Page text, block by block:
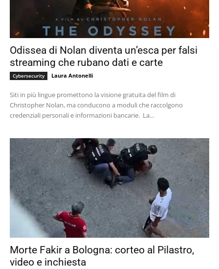
Odissea di Nolan diventa un’esca per falsi
streaming che rubano dati e carte
Cybersecurity Laura Antonelli
Siti in più lingue promettono la visione gratuita del film di
Christopher Nolan, ma conducono a moduli che raccolgono
credenziali personali e informazioni bancarie. La...
Morte Fakir a Bologna: corteo al Pilastro,
video e inchiesta